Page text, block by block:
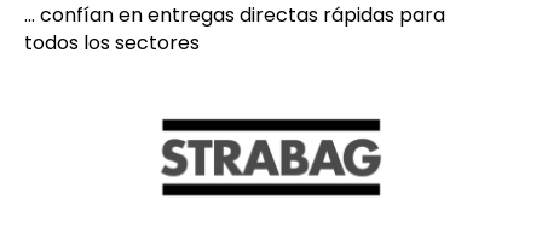
... confían en entregas directas rápidas para
todos los sectores